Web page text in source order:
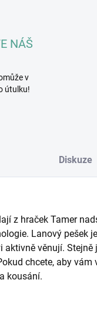
NÁŠ
v
útulku!
Diskuze
z hraček Tamer
Lanový pešek
aktivně věnují. Stejně
chcete, aby vám
kousání.